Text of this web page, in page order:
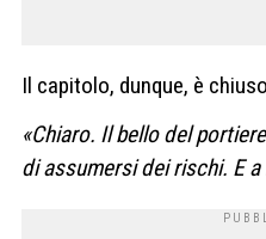
Il capitolo, dunque, è
«Chiaro. Il bello del
di assumersi dei rischi. E